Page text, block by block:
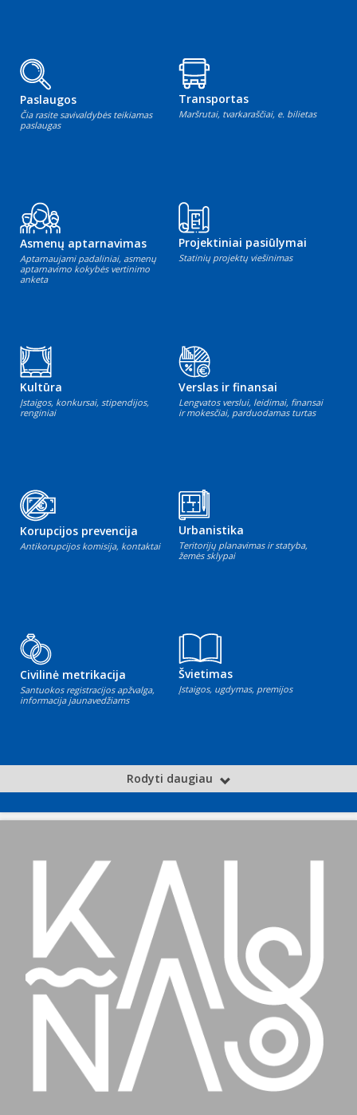
Paslaugos
Čia rasite savivaldybės teikiamas
paslaugas
Transportas
Maršrutai, tvarkaraščiai, e. bilietas
Asmenų aptarnavimas
Aptarnaujami padaliniai, asmenų
aptarnavimo kokybės vertinimo
anketa
Projektiniai pasiūlymai
Statinių projektų viešinimas
Kultūra
Įstaigos, konkursai, stipendijos,
renginiai
Verslas ir finansai
Lengvatos verslui, leidimai, finansai
ir mokesčiai, parduodamas turtas
Korupcijos prevencija
Antikorupcijos komisija, kontaktai
Urbanistika
Teritorijų planavimas ir statyba,
žemės sklypai
Civilinė metrikacija
Santuokos registracijos apžvalga,
informacija jaunavedžiams
Švietimas
Įstaigos, ugdymas, premijos
Rodyti daugiau